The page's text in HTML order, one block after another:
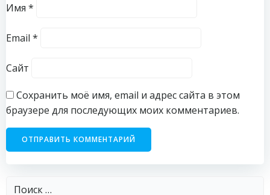
Имя *
Email *
Сайт
Сохранить моё имя, email и адрес сайта в этом
браузере для последующих моих комментариев.
Найти: